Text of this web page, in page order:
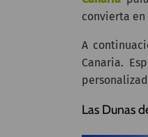
convierta
A
Canaria.
Las Dunas